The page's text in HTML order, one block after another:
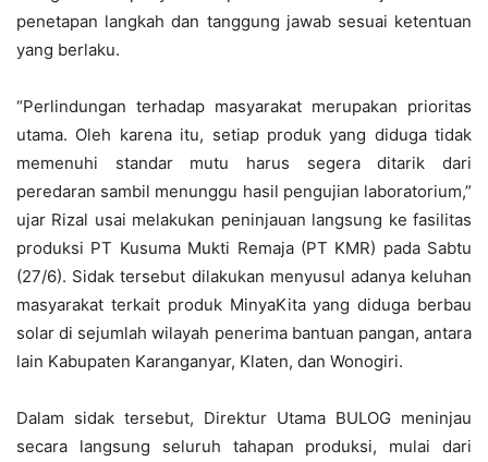
penetapan langkah dan tanggung jawab sesuai ketentuan
yang berlaku.
“Perlindungan terhadap masyarakat merupakan prioritas
utama. Oleh karena itu, setiap produk yang diduga tidak
memenuhi standar mutu harus segera ditarik dari
peredaran sambil menunggu hasil pengujian laboratorium,”
ujar Rizal usai melakukan peninjauan langsung ke fasilitas
produksi PT Kusuma Mukti Remaja (PT KMR) pada Sabtu
(27/6). Sidak tersebut dilakukan menyusul adanya keluhan
masyarakat terkait produk MinyaKita yang diduga berbau
solar di sejumlah wilayah penerima bantuan pangan, antara
lain Kabupaten Karanganyar, Klaten, dan Wonogiri.
Dalam sidak tersebut, Direktur Utama BULOG meninjau
secara langsung seluruh tahapan produksi, mulai dari